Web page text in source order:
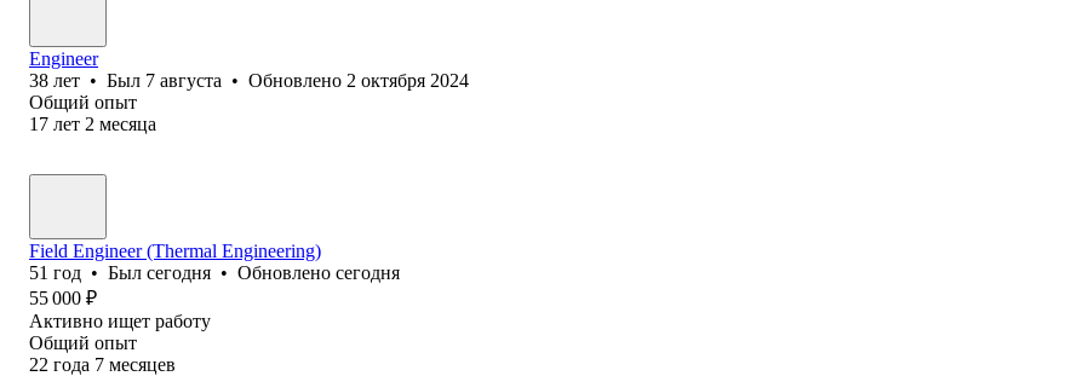
Engineer
38 лет • Был 7 августа • Обновлено 2 октября 2024
Общий опыт
17 лет 2 месяца
Field Engineer (Thermal Engineering)
51 год • Был сегодня • Обновлено сегодня
55 000 ₽
Активно ищет работу
Общий опыт
22 года 7 месяцев